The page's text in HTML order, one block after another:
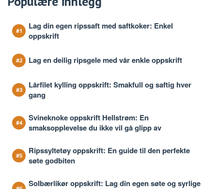
Lag din egen ripssaft med saftkoker: Enkel
oppskrift
Lag en deilig ripsgele med vår enkle oppskrift
Lårfilet kylling oppskrift: Smakfull og saftig hver
gang
Svineknoke oppskrift Hellstrøm: En
smaksopplevelse du ikke vil gå glipp av
Ripssyltetøy oppskrift: En guide til den perfekte
søte godbiten
Solbærlikør oppskrift: Lag din egen søte og syrlige